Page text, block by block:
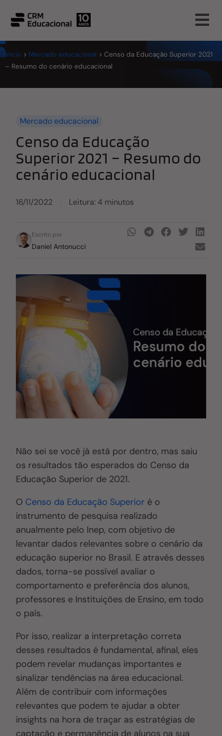
Início > Mercado educacional > Censo da Educação Superior 2021
– Resumo do cenário educacional
Mercado educacional
Censo da Educação
Superior 2021 – Resumo do
cenário educacional
16/11/2022 Leitura: 4 minutos
Escrito por
Daniel Antonucci
Não sei se você já está por dentro, mas saiu
os resultados tão esperados do Censo da
Educação Superior de 2021.
O Censo da Educação Superior é o
instrumento de pesquisa realizado
anualmente pelo Inep, com objetivo de
levantar dados relevantes sobre o cenário da
educação superior no Brasil. E através desses
dados, torna-se possível avaliar o
comportamento e preferência dos alunos,
professores e Instituições de Ensino, em todo
o país.
Por isso, realizar a interpretação correta
desses resultados é fundamental, afinal, eles
podem revelar mudanças importantes e
sinalizar tendências na área educacional.
Além de contribuir com informações
relevantes que podem te ajudar a obter
insights na hora de traçar as estratégias de